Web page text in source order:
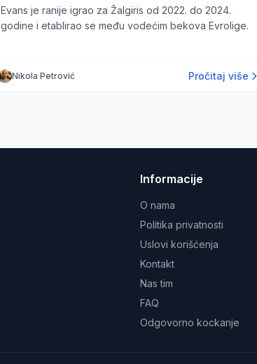
Evans je ranije igrao za Žalgiris od 2022. do 2024.
godine i etablirao se među vodećim bekova Evrolige.
Nikola Petrović Pročitaj više
Informacije
O nama
Politika privatnosti
Uslovi korišćenja
Kontakt
Nas tim
FAQ
Odgovorno kockanje